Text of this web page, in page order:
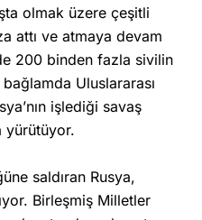
olmak üzere çeşitli
attı ve atmaya devam
200 binden fazla sivilin
Uluslararası
işlediği savaş
yürütüyor.
saldıran Rusya,
Birleşmiş Milletler